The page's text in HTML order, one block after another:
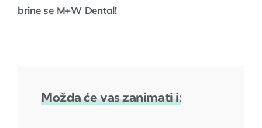
brine se M+W Dental!
Možda će vas zanimati i: